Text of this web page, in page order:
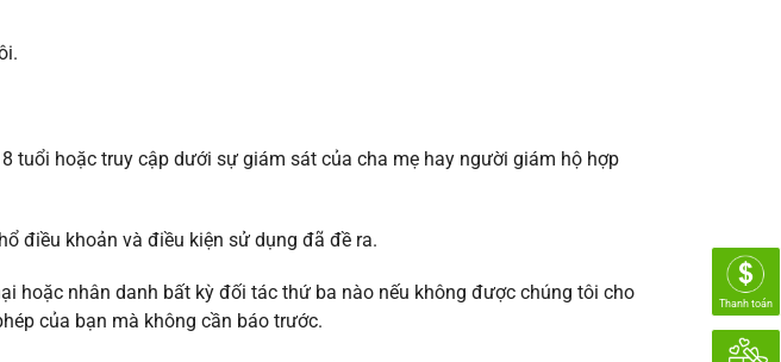
tuổi hoặc truy cập dưới sự giám sát của cha mẹ hay người giám hộ hợp
điều khoản và điều kiện sử dụng đã đề ra.
hoặc nhân danh bất kỳ đối tác thứ ba nào nếu không được chúng tôi cho
của bạn mà không cần báo trước.
Thanh toán